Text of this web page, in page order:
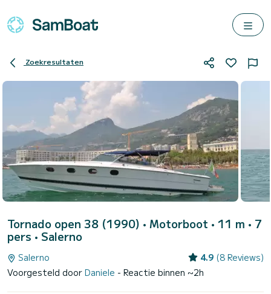
Zoekresultaten
Tornado open 38 (1990) • Motorboot • 11 m • 7
pers • Salerno
Salerno 4.9 (8 Reviews)
Voorgesteld door Daniele - Reactie binnen ~2h